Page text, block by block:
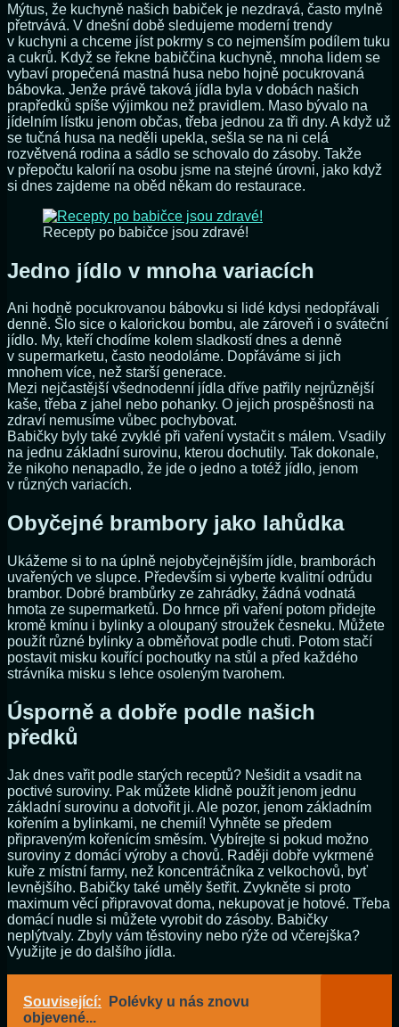
Mýtus, že kuchyně našich babiček je nezdravá, často mylně
přetrvává. V dnešní době sledujeme moderní trendy
v kuchyni a chceme jíst pokrmy s co nejmenším podílem tuku
a cukrů. Když se řekne babiččina kuchyně, mnoha lidem se
vybaví propečená mastná husa nebo hojně pocukrovaná
bábovka. Jenže právě taková jídla byla v dobách našich
prapředků spíše výjimkou než pravidlem. Maso bývalo na
jídelním lístku jenom občas, třeba jednou za tři dny. A když už
se tučná husa na neděli upekla, sešla se na ni celá
rozvětvená rodina a sádlo se schovalo do zásoby. Takže
v přepočtu kalorií na osobu jsme na stejné úrovni, jako když
si dnes zajdeme na oběd někam do restaurace.
Recepty po babičce jsou zdravé!
Jedno jídlo v mnoha variacích
Ani hodně pocukrovanou bábovku si lidé kdysi nedopřávali
denně. Šlo sice o kalorickou bombu, ale zároveň i o sváteční
jídlo. My, kteří chodíme kolem sladkostí dnes a denně
v supermarketu, často neodoláme. Dopřáváme si jich
mnohem více, než starší generace.
Mezi nejčastější všednodenní jídla dříve patřily nejrůznější
kaše, třeba z jahel nebo pohanky. O jejich prospěšnosti na
zdraví nemusíme vůbec pochybovat.
Babičky byly také zvyklé při vaření vystačit s málem. Vsadily
na jednu základní surovinu, kterou dochutily. Tak dokonale,
že nikoho nenapadlo, že jde o jedno a totéž jídlo, jenom
v různých variacích.
Obyčejné brambory jako lahůdka
Ukážeme si to na úplně nejobyčejnějším jídle, bramborách
uvařených ve slupce. Především si vyberte kvalitní odrůdu
brambor. Dobré brambůrky ze zahrádky, žádná vodnatá
hmota ze supermarketů. Do hrnce při vaření potom přidejte
kromě kmínu i bylinky a oloupaný stroužek česneku. Můžete
použít různé bylinky a obměňovat podle chuti. Potom stačí
postavit misku kouřící pochoutky na stůl a před každého
strávníka misku s lehce osoleným tvarohem.
Úsporně a dobře podle našich
předků
Jak dnes vařit podle starých receptů? Nešidit a vsadit na
poctivé suroviny. Pak můžete klidně použít jenom jednu
základní surovinu a dotvořit ji. Ale pozor, jenom základním
kořením a bylinkami, ne chemií! Vyhněte se předem
připraveným kořenícím směsím. Vybírejte si pokud možno
suroviny z domácí výroby a chovů. Raději dobře vykrmené
kuře z místní farmy, než koncentráčníka z velkochovů, byť
levnějšího. Babičky také uměly šetřit. Zvykněte si proto
maximum věcí připravovat doma, nekupovat je hotové. Třeba
domácí nudle si můžete vyrobit do zásoby. Babičky
neplýtvaly. Zbyly vám těstoviny nebo rýže od včerejška?
Využijte je do dalšího jídla.
Související:
Polévky u nás znovu
objevené...